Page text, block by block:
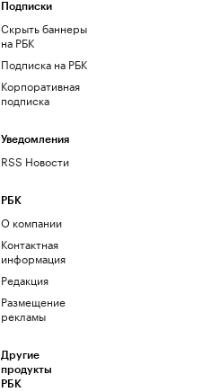
Подписки
Скрыть баннеры
на РБК
Подписка на РБК
Корпоративная
подписка
Уведомления
RSS Новости
РБК
О компании
Контактная
информация
Редакция
Размещение
рекламы
Другие
продукты
РБК